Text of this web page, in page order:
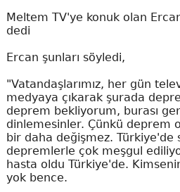
Meltem TV'ye konuk olan
dedi
Ercan şunları söyledi,
"Vatandaşlarımız, her gün
medyaya çıkarak şurada
deprem bekliyorum, burası
dinlemesinler. Çünkü deprem
bir daha değişmez. Türkiye'de
depremlerle çok meşgul
hasta oldu Türkiye'de.
yok bence.